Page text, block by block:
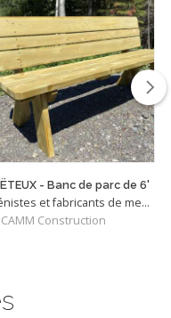
- Banc de parc de 6'
Ébénistes et fabricants de meubles
Construction